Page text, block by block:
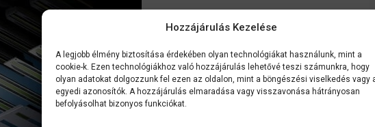
Hozzájárulás Kezelése
A legjobb élmény biztosítása érdekében olyan technológiákat használunk, mint a
cookie-k. Ezen technológiákhoz való hozzájárulás lehetővé teszi számunkra, hogy
olyan adatokat dolgozzunk fel ezen az oldalon, mint a böngészési viselkedés vagy
egyedi azonosítók. A hozzájárulás elmaradása vagy visszavonása hátrányosan
befolyásolhat bizonyos funkciókat.